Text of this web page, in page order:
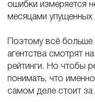
ошибки измеряется
месяцами
Поэтому всё
агентства смотрят
рейтинги. Но чтобы
понимать, что
самом деле стоит